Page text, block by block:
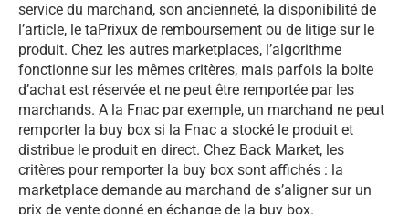
service du marchand, son ancienneté, la disponibilité de
l’article, le taPrixux de remboursement ou de litige sur le
produit. Chez les autres marketplaces, l’algorithme
fonctionne sur les mêmes critères, mais parfois la boite
d’achat est réservée et ne peut être remportée par les
marchands. A la Fnac par exemple, un marchand ne peut
remporter la buy box si la Fnac a stocké le produit et
distribue le produit en direct. Chez Back Market, les
critères pour remporter la buy box sont affichés : la
marketplace demande au marchand de s’aligner sur un
prix de vente donné en échange de la buy box.